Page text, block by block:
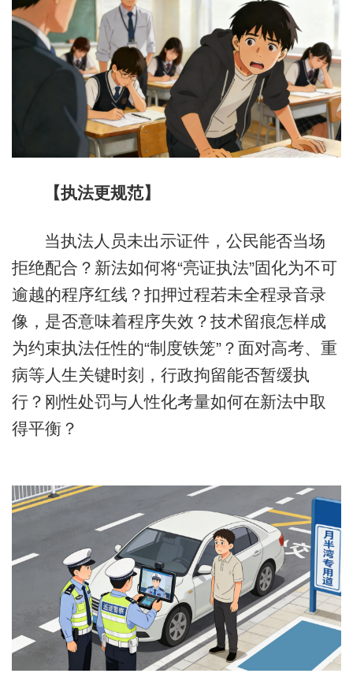
【执法更规范】
当执法人员未出示证件，公民能否当场
拒绝配合？新法如何将“亮证执法”固化为不可
逾越的程序红线？扣押过程若未全程录音录
像，是否意味着程序失效？技术留痕怎样成
为约束执法任性的“制度铁笼”？面对高考、重
病等人生关键时刻，行政拘留能否暂缓执
行？刚性处罚与人性化考量如何在新法中取
得平衡？